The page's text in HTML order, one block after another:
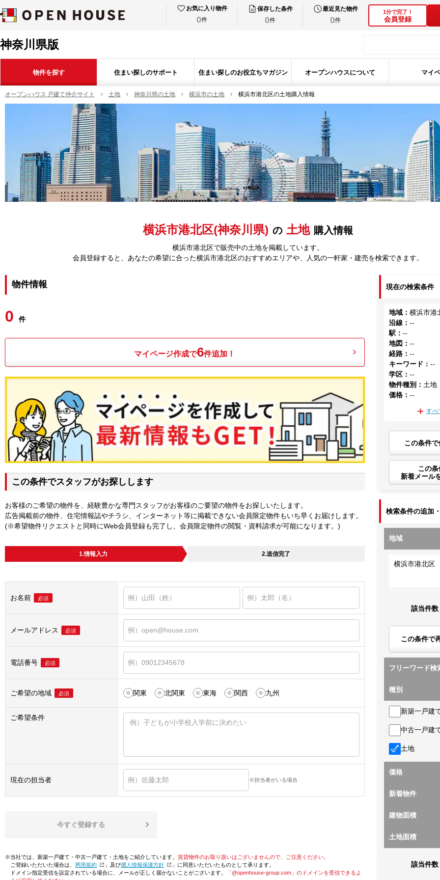
お気に入り物件
0件
保存した条件
0件
最近見た物件
0件
1分で完了！
会員登録
神奈川県版
物件を探す 住まい探しのサポート 住まい探しのお役立ちマガジン オープンハウスについて マイ
オープンハウス 戸建て仲介サイト 土地 神奈川県の土地 横浜市の土地 横浜市港北区の土地購入情報
横浜市港北区(神奈川県) の 土地 購入情報
横浜市港北区で販売中の土地を掲載しています。
会員登録すると、あなたの希望に合った横浜市港北区のおすすめエリアや、人気の一軒家・建売を検索できます。
物件情報
0 件
マイページ作成で6件追加！
この条件でスタッフがお探しします
お客様のご希望の物件を、経験豊かな専門スタッフがお客様のご要望の物件をお探しいたします。
広告掲載前の物件、住宅情報誌やチラシ、インターネット等に掲載できない会員限定物件もいち早くお届けします。
(※希望物件リクエストと同時にWeb会員登録も完了し、会員限定物件の閲覧・資料請求が可能になります。)
1.情報入力 2.送信完了
お名前 必須
メールアドレス 必須
電話番号 必須
ご希望の地域 必須 関東 北関東 東海 関西 九州
ご希望条件
現在の担当者 ※担当者がいる場合
今すぐ登録する
※当社では、新築一戸建て・中古一戸建て・土地をご紹介しています。 賃貸物件のお取り扱いはございませんので、ご注意ください。
ご登録いただいた場合は、「利用規約 」及び「個人情報保護方針
」に同意いただいたものとして承ります。
ドメイン指定受信を設定されている場合に、メールが正しく届かないことがございます。
「@openhouse-group.com」のドメインを受信できるよ
現在の検索条件
地域 ：横浜市港
沿線 ：--
駅 ：--
地図 ：--
経路 ：--
キーワード ：--
学区 ：--
物件種別 ： 土地
価格 ：--
すべ
この条件
この
新着メール
検索条件の追加
地域
横浜市港北区
該当件数
この条件で
フリーワード検
種別
新築一戸建
中古一戸建
土地
価格
新着物件
建物面積
土地面積
該当件数